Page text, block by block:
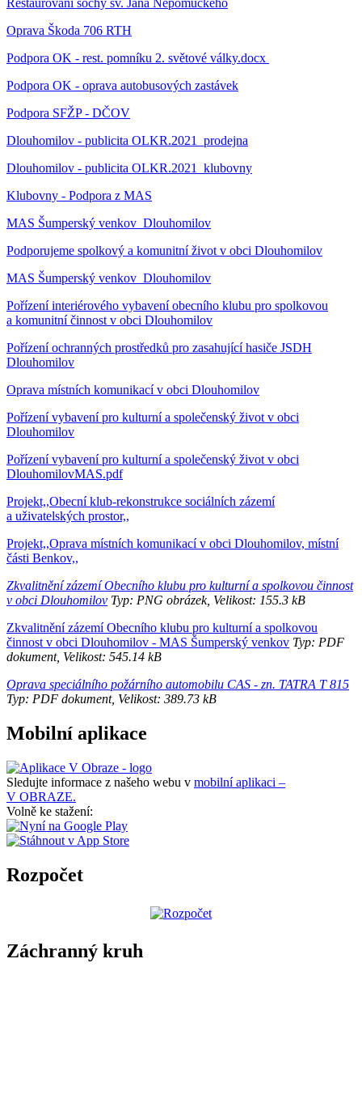
Restaurování sochy sv. Jana Nepomuckého
Oprava Škoda 706 RTH
Podpora OK - rest. pomníku 2. světové války.docx
Podpora OK - oprava autobusových zastávek
Podpora SFŽP - DČOV
Dlouhomilov - publicita OLKR.2021_prodejna
Dlouhomilov - publicita OLKR.2021_klubovny
Klubovny - Podpora z MAS
MAS Šumperský venkov_Dlouhomilov
Podporujeme spolkový a komunitní život v obci Dlouhomilov
MAS Šumperský venkov_Dlouhomilov
Pořízení interiérového vybavení obecního klubu pro spolkovou
a komunitní činnost v obci Dlouhomilov
Pořízení ochranných prostředků pro zasahující hasiče JSDH
Dlouhomilov
Oprava místních komunikací v obci Dlouhomilov
Pořízení vybavení pro kulturní a společenský život v obci
Dlouhomilov
Pořízení vybavení pro kulturní a společenský život v obci
DlouhomilovMAS.pdf
Projekt,,Obecní klub-rekonstrukce sociálních zázemí
a uživatelských prostor,,
Projekt,,Oprava místních komunikací v obci Dlouhomilov, místní
části Benkov,,
Zkvalitnění zázemí Obecního klubu pro kulturní a spolkovou činnost
v obci Dlouhomilov Typ: PNG obrázek, Velikost: 155.3 kB
Zkvalitnění zázemí Obecního klubu pro kulturní a spolkovou
činnost v obci Dlouhomilov - MAS Šumperský venkov Typ: PDF
dokument, Velikost: 545.14 kB
Oprava speciálního požárního automobilu CAS - zn. TATRA T 815
Typ: PDF dokument, Velikost: 389.73 kB
Mobilní aplikace
Sledujte informace z našeho webu v mobilní aplikaci –
V OBRAZE.
Volně ke stažení:
Rozpočet
Záchranný kruh